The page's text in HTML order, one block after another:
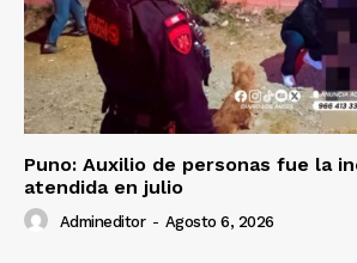
Prensa
Puno: Auxilio de personas fue la
atendida en julio
Admineditor - Agosto 6, 2026